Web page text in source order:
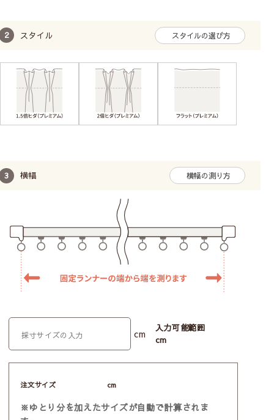
北欧の森 －北欧ナチュラルシリーズ－
チュラルテイストのカーテンたちです。
ナチュラルカラーで北欧らしい木や植物などをモ
チーフとしたデザインを集めました。
スタイル スタイルの選び方
横幅 横幅の測り方
cm
入力可能範囲
cm
注文サイズ cm
※ゆとり分を加えたサイズが自動で計算されま